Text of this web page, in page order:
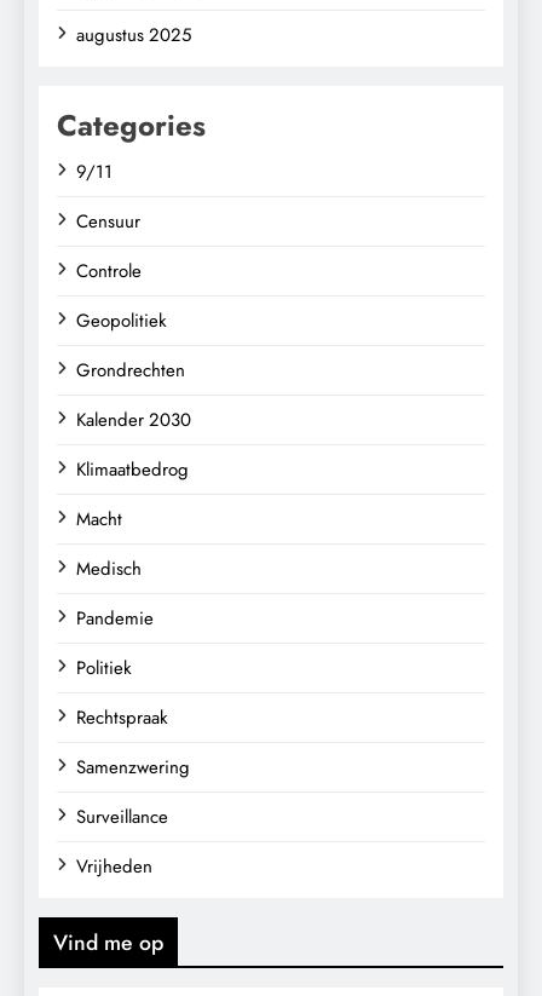
augustus 2025
Categories
9/11
Censuur
Controle
Geopolitiek
Grondrechten
Kalender 2030
Klimaatbedrog
Macht
Medisch
Pandemie
Politiek
Rechtspraak
Samenzwering
Surveillance
Vrijheden
Vind me op